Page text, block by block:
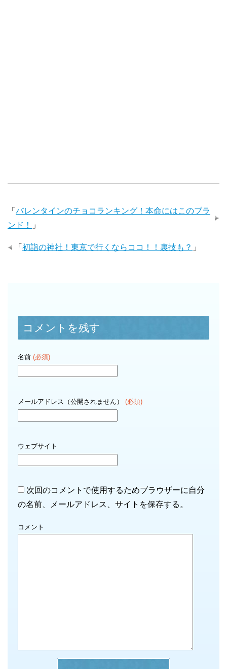
「 バレンタインのチョコランキング！本命にはこのブラ
ンド！
」
「 初詣の神社！東京で行くならココ！！裏技も？ 」
コメントを残す
名前 (必須)
メールアドレス（公開されません） (必須)
ウェブサイト
次回のコメントで使用するためブラウザーに自分
の名前、メールアドレス、サイトを保存する。
コメント